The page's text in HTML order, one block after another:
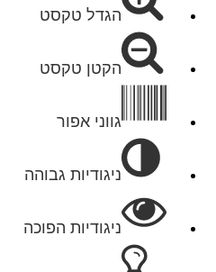
הגדל טקסט
הקטן טקסט
גווני אפור
ניגודיות גבוהה
ניגודיות הפוכה